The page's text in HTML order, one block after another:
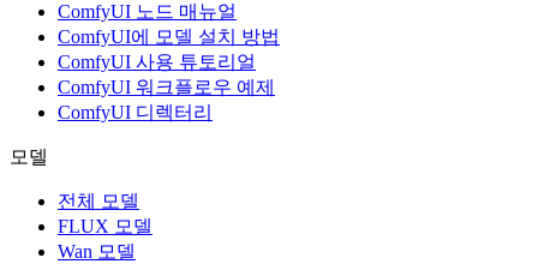
ComfyUI 노드 매뉴얼
ComfyUI에 모델 설치 방법
ComfyUI 사용 튜토리얼
ComfyUI 워크플로우 예제
ComfyUI 디렉터리
모델
전체 모델
FLUX 모델
Wan 모델